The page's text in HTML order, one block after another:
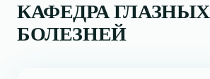
КАФЕДРА ГЛАЗНЫХ
БОЛЕЗНЕЙ